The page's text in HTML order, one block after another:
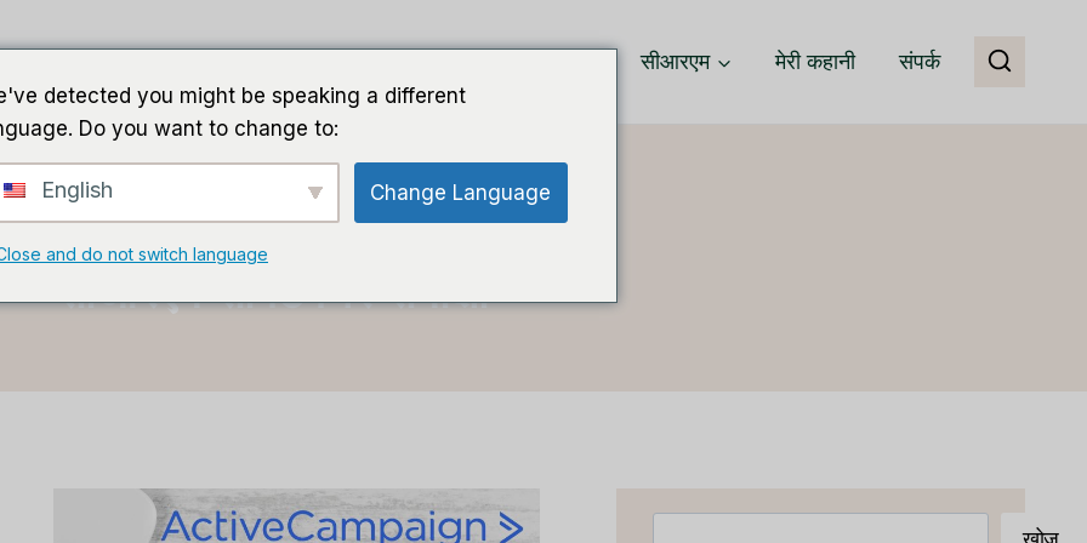
सीआरएम मेरी कहानी संपर्क
घर / सीआरएम सॉफ्टवेयर समीक्षा
सीआरएम सॉफ्टवेयर समीक्षा
detected you might be speaking a different
Do you want to change to:
English Change Language
and do not switch language